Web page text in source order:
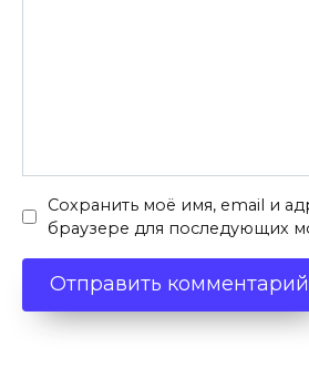
Сохранить моё имя, email и
браузере для последующих